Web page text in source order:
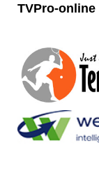
TVPro-online